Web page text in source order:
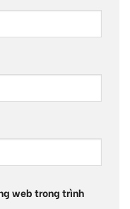
web trong trình